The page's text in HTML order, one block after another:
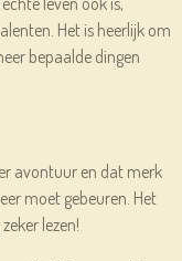
Het is heerlijk om
bepaalde dingen
avontuur en dat merk
moet gebeuren. Het
lezen!